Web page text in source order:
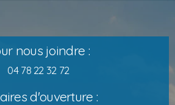
nous joindre :
04 78 22 32 72
d'ouverture :